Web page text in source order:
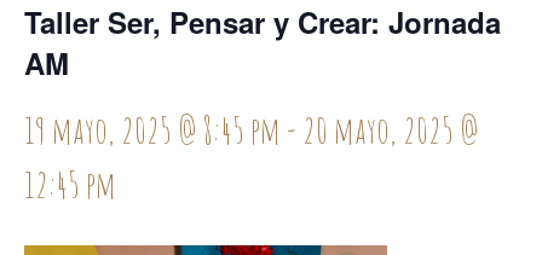
Taller Ser, Pensar y Crear: Jornada
AM
19 mayo, 2025 @ 8:45 pm - 20 mayo, 2025 @
12:45 pm